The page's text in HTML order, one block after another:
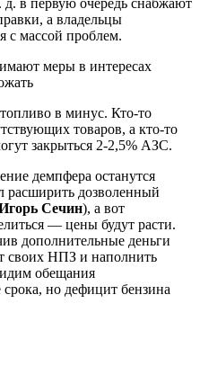
в первую очередь снабжают
а владельцы
с массой проблем.
в минус. Кто-то
товаров, а кто-то
закрыться 2-2,5% АЗС.
демпфера останутся
расширить дозволенный
Сечин), а вот
— цены будут расти.
дополнительные деньги
своих НПЗ и наполнить
обещания
срока, но дефицит бензина